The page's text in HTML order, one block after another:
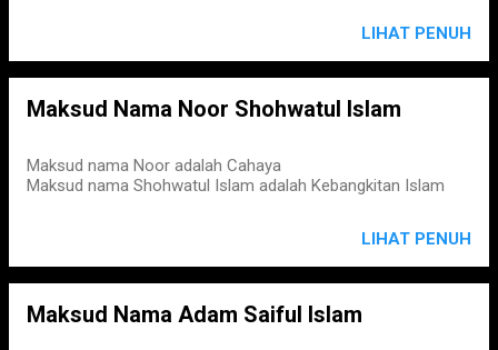
LIHAT PENUH
Maksud Nama Noor Shohwatul Islam
Maksud nama Noor adalah Cahaya
Maksud nama Shohwatul Islam adalah Kebangkitan Islam
LIHAT PENUH
Maksud Nama Adam Saiful Islam